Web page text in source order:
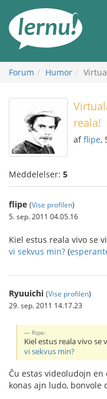
indholdet
Forum Humor
reala!
afflipe,
Meddelelser: 5
flipe (Vise profilen)
5. sep. 2011 04.05.16
Kiel estus reala vivo se
vi sekvus min? (
Ryuuichi (Vise profilen)
29. sep. 2011 14.17.23
flipe:
Kiel estus reala vivo
vi sekvus min?
Ĉu estas videoludojn
konas ajn ludo, bonvole